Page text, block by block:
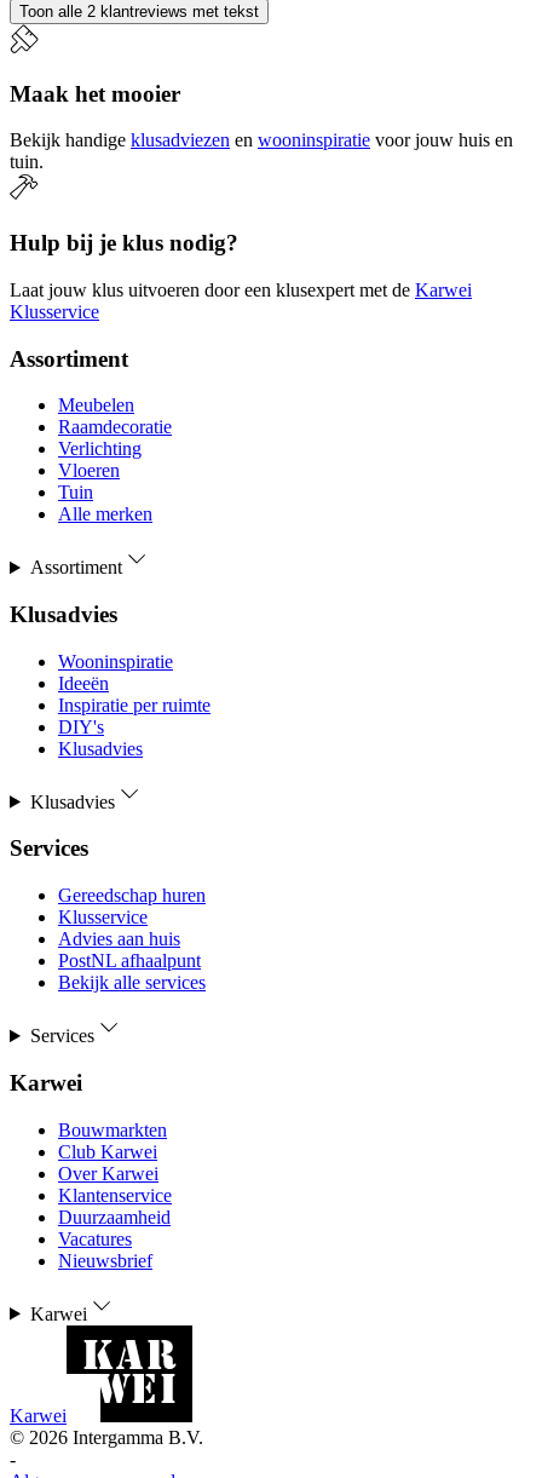
Toon alle 2 klantreviews met tekst
Maak het mooier
Bekijk handige klusadviezen en wooninspiratie voor jouw huis en
tuin.
Hulp bij je klus nodig?
Laat jouw klus uitvoeren door een klusexpert met de Karwei
Klusservice
Assortiment
Meubelen
Raamdecoratie
Verlichting
Vloeren
Tuin
Alle merken
Assortiment
Klusadvies
Wooninspiratie
Ideeën
Inspiratie per ruimte
DIY's
Klusadvies
Klusadvies
Services
Gereedschap huren
Klusservice
Advies aan huis
PostNL afhaalpunt
Bekijk alle services
Services
Karwei
Bouwmarkten
Club Karwei
Over Karwei
Klantenservice
Duurzaamheid
Vacatures
Nieuwsbrief
Karwei
Karwei
© 2026 Intergamma B.V.
-